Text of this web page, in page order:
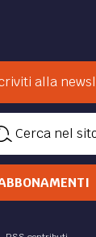
alla
Cerca nel